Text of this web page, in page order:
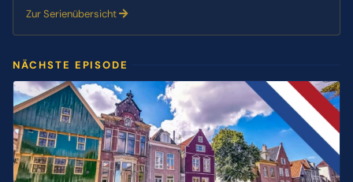
Zur Serienübersicht
NÄCHSTE EPISODE